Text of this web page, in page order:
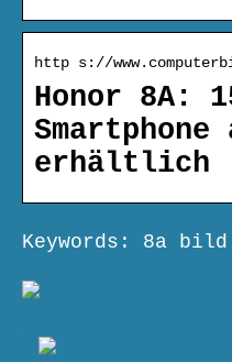
http s://
Honor 8A:
erhältlich
Keywords: 8a bild